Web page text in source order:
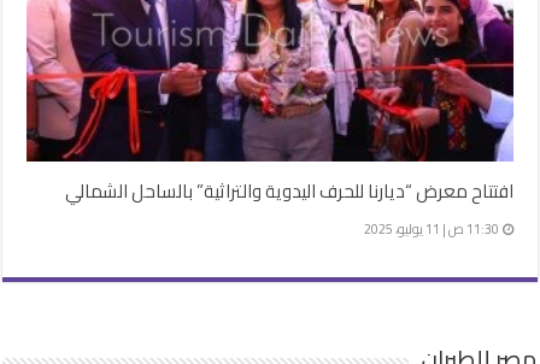
افتتاح معرض “ديارنا للحرف اليدوية والتراثية” بالساحل الشمالي
11:30 ص | 11 يوليو، 2025